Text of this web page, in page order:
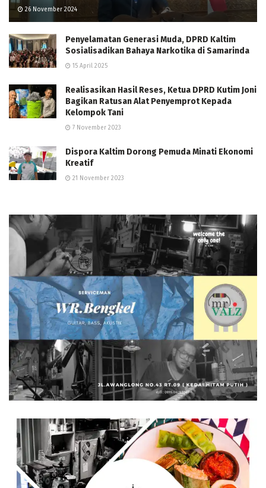
26 November 2024
Penyelamatan Generasi Muda, DPRD Kaltim
Sosialisadikan Bahaya Narkotika di Samarinda
15 April 2025
Realisasikan Hasil Reses, Ketua DPRD Kutim Joni
Bagikan Ratusan Alat Penyemprot Kepada
Kelompok Tani
7 November 2023
Dispora Kaltim Dorong Pemuda Minati Ekonomi
Kreatif
21 November 2023